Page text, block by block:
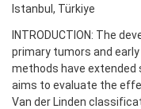
Istanbul, Türkiye
INTRODUCTION: The
primary tumors and
methods have extended
aims to evaluate the
Van der Linden